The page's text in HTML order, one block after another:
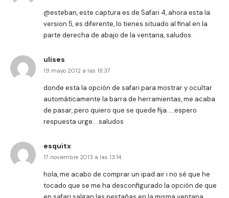
@esteban, este captura es de Safari 4, ahora esta la
version 5, es diferente, lo tienes situado al final en la
parte derecha de abajo de la ventana, saludos.
ulises
19 mayo 2012 a las 18:37
donde esta la opción de safari para mostrar y ocultar
automáticamente la barra de herramientas, me acaba
de pasar, pero quiero que se quede fija…..espero
respuesta urge….saludos
esquitx
17 noviembre 2013 a las 13:14
hola, me acabo de comprar un ipad air i no sé que he
tocado que se me ha desconfigurado la opción de que